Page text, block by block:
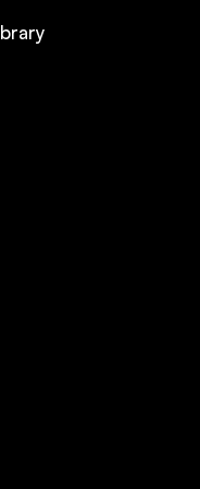
brary